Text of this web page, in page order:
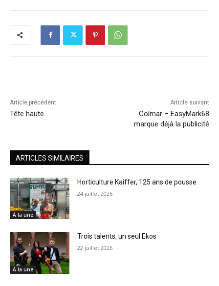
Article précédent
Tête haute
Article suivant
Colmar – EasyMark68
marque déjà la publicité
ARTICLES SIMILAIRES
À la une
Horticulture Kaiffer, 125 ans de pousse
24 juillet 2026
À la une
Trois talents, un seul Ekos
22 juillet 2026